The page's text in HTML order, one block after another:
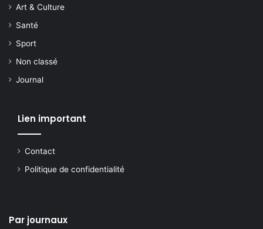
Art & Culture
Santé
Sport
Non classé
Journal
Lien important
Contact
Politique de confidentialité
Par journaux